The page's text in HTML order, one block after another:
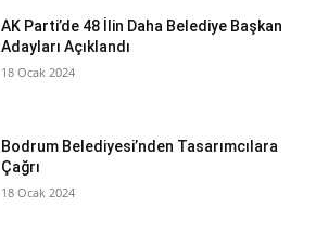
AK Parti’de 48 İlin Daha Belediye Başkan
Adayları Açıklandı
18 Ocak 2024
Bodrum Belediyesi’nden Tasarımcılara
Çağrı
18 Ocak 2024